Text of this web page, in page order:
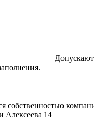
собственностью
Алексеева 14